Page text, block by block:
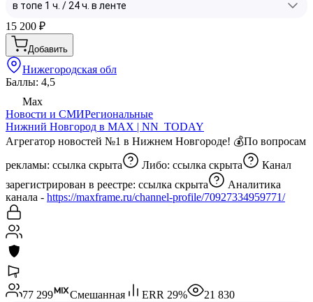
15 200 ₽
Добавить
Нижегородская обл
Баллы: 4,5
Max
Новости и СМИРегиональные
Нижний Новгород в MAX | NN_TODAY
Агрегатор новостей №1 в Нижнем Новгороде! 💰По вопросам
рекламы: ссылка скрыта Либо: ссылка скрыта
Канал
зарегистрирован в реестре: ссылка скрыта
Аналитика
канала - https://maxframe.ru/channel-profile/70927334959771/
77 299 Смешанная ERR 29% 21 830